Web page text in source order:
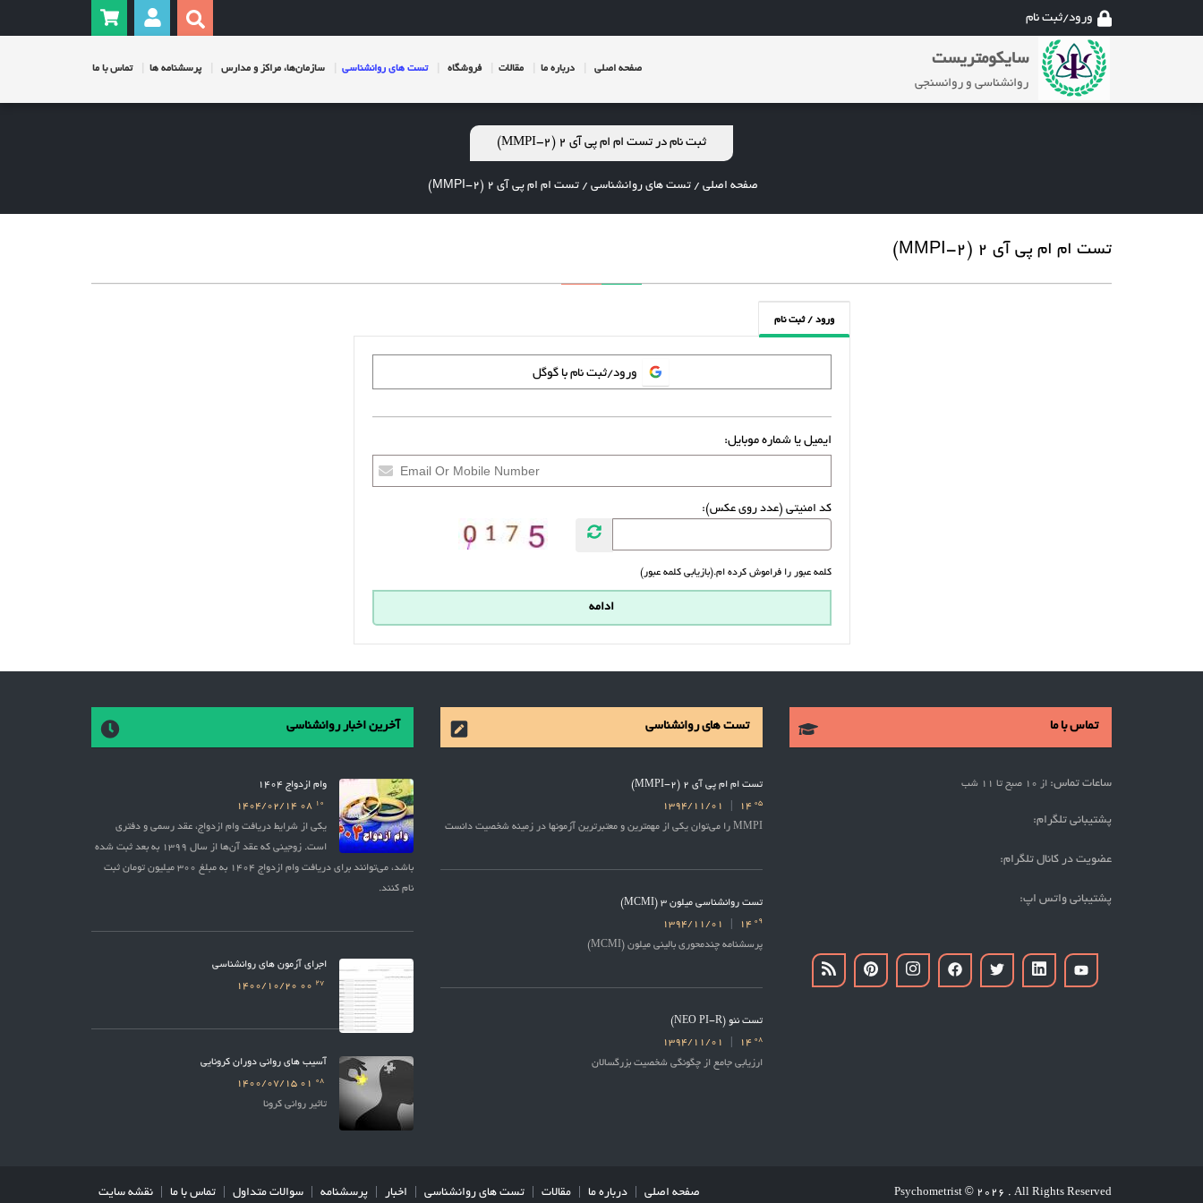
ورود/ثبت نام
سایکومتریست
روانشناسی و روانسنجی
صفحه اصلی درباره ما مقالات فروشگاه تست های روانشناسی سازمان‌ها، مراکز و مدارس پرسشنامه ها تماس با ما
ثبت نام در تست ام ام پی آی 2 (MMPI-2)
صفحه اصلی /تست های روانشناسی /تست ام ام پی آی 2 (MMPI-2)
تست ام ام پی آی 2 (MMPI-2)
ورود / ثبت نام
ایمیل یا شماره موبایل:
کد امنیتی (عدد روی عکس):
کلمه عبور را فراموش کرده ام.(بازیابی کلمه عبور)
تماس با ما
ساعات تماس: از 10 صبح تا 11 شب
پشتیبانی تلگرام:
عضویت در کانال تلگرام:
پشتیبانی واتس اپ:
تست های روانشناسی
تست ام ام پی آی 2 (MMPI-2)
05
14
1394/11/01
MMPI را می‌توان یکی از مهمترین و معتبرترین آزمونها در زمینه شخصیت دانست
تست روانشناسی میلون 3 (MCMI)
09
14
1394/11/01
پرسشنامه چندمحوری بالینی میلون (MCMI)
تست نئو (NEO PI-R)
08
14
1394/11/01
ارزیابی جامع از چگونگی شخصیت بزرگسالان
آخرین اخبار روانشناسی
وام ازدواج 1404
10
1404/02/14
یکی از شرایط دریافت وام ازدواج، عقد رسمی و دفتری
است. زوجینی که عقد آن‌ها از سال 1399 به بعد ثبت شده
باشد، می‌توانند برای دریافت وام ازدواج 1404 به مبلغ 300 میلیون تومان ثبت
نام کنند.
اجرای آزمون های روانشناسی
27
1400/10/20
آسیب های روانی دوران کرونایی
08
1400/07/15
تاثیر روانی کرونا
Psychometrist 2026 . All Rights Reserved صفحه اصلی درباره ما مقالات تست های روانشناسی اخبار پرسشنامه سوالات متداول تماس با ما نقشه سایت